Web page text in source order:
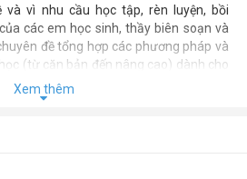
và vì nhu cầu học tập, rèn luyện, bồi
các em học sinh, thầy biên soạn và
đề tổng hợp các phương pháp và
(từ căn bản đến nâng cao) dành cho
đề đều có giới thiệu phương pháp giải,
vận dụng phong phú và đa dạng, thể
Xem thêm